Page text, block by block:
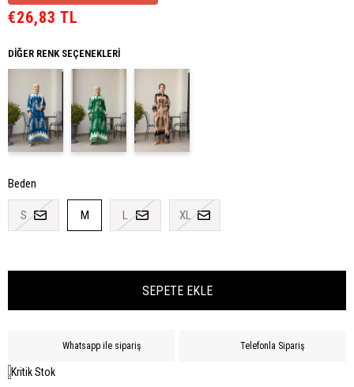
€26,83 TL
DIĞER RENK SEÇENEKLERI
Beden
S M L XL
Whatsapp ile sipariş Telefonla Sipariş
Kritik Stok